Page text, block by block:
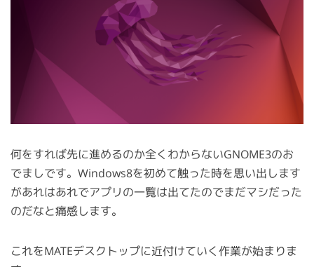
何をすれば先に進めるのか全くわからないGNOME3のお
でましです。Windows8を初めて触った時を思い出します
があれはあれでアプリの一覧は出てたのでまだマシだった
のだなと痛感します。
これをMATEデスクトップに近付けていく作業が始まりま